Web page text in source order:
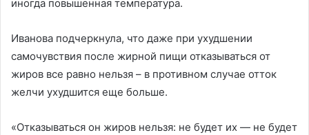
иногда повышенная температура.
Иванова подчеркнула, что даже при ухудшении
самочувствия после жирной пищи отказываться от
жиров все равно нельзя – в противном случае отток
желчи ухудшится еще больше.
«Отказываться он жиров нельзя: не будет их — не будет